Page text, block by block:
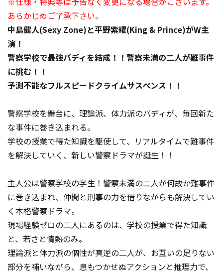
あらかじめご了承下さい。
中島健人(Sexy Zone)と平野紫耀(King & Prince)がW主
演！
警察学校で最強バディを結成！！警察未満の二人が難事件
に挑む！！
予測不能なフルスピードクライムサスペンス！！
警察学校を舞台に、理論派、体力派のバディが、毎回新た
な事件に巻き込まれる。
学校の授業で得た知識を駆使して、リアルタイムで難事件
を解決していく、新しい警察ドラマが誕生！！
主人公は警察学校の学生！警察未満の二人が何故か難事件
に巻き込まれ、仲間と刑事の力を借りながらも解決してい
く本格警察ドラマ。
現場経験ゼロの二人にあるのは、学校の授業で得た知識
と、若さと情熱のみ。
理論派と体力派の個性が真逆の二人が、お互いの足りない
部分を補いながら、息もつかせぬアクションと推理力で、